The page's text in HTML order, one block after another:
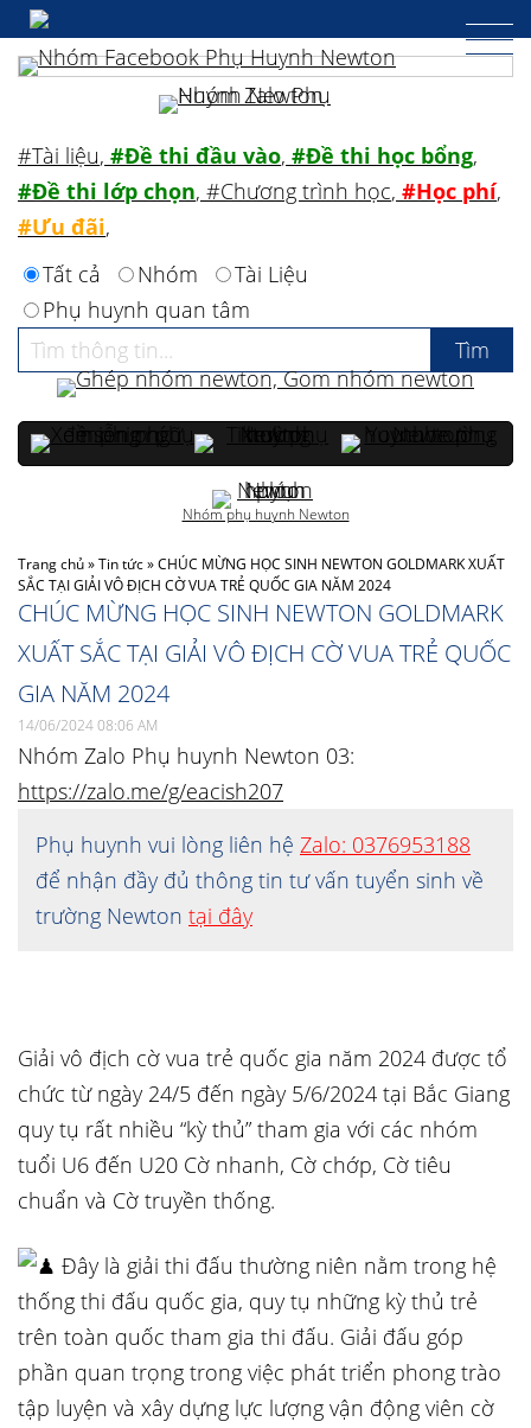
Trang chủ»Tin tức»CHÚC MỪNG HỌC SINH NEWTON GOLDMARK XUẤT
SẮC TẠI GIẢI VÔ ĐỊCH CỜ VUA TRẺ QUỐC GIA NĂM 2024
CHÚC MỪNG HỌC SINH NEWTON GOLDMARK
XUẤT SẮC TẠI GIẢI VÔ ĐỊCH CỜ VUA TRẺ QUỐC
GIA NĂM 2024
14/06/2024 08:06 AM
Nhóm Zalo Phụ huynh Newton 03:
https://zalo.me/g/eacish207
Phụ huynh vui lòng liên hệ Zalo: 0376953188
để nhận đầy đủ thông tin tư vấn tuyển sinh về
trường Newton tại đây
Giải vô địch cờ vua trẻ quốc gia năm 2024 được tổ
chức từ ngày 24/5 đến ngày 5/6/2024 tại Bắc Giang
quy tụ rất nhiều “kỳ thủ” tham gia với các nhóm
tuổi U6 đến U20 Cờ nhanh, Cờ chớp, Cờ tiêu
chuẩn và Cờ truyền thống.
Đây là giải thi đấu thường niên nằm trong hệ
thống thi đấu quốc gia, quy tụ những kỳ thủ trẻ
trên toàn quốc tham gia thi đấu. Giải đấu góp
phần quan trọng trong việc phát triển phong trào
tập luyện và xây dựng lực lượng vận động viên cờ
#Tài liệu, #Đề thi đầu vào, #Đề thi học bổng,
#Đề thi lớp chọn, #Chương trình học, #Học phí,
#Ưu đãi,
Tất cả
Nhóm
Tài Liệu
Phụ huynh quan tâm
Nhóm phụ huynh Newton